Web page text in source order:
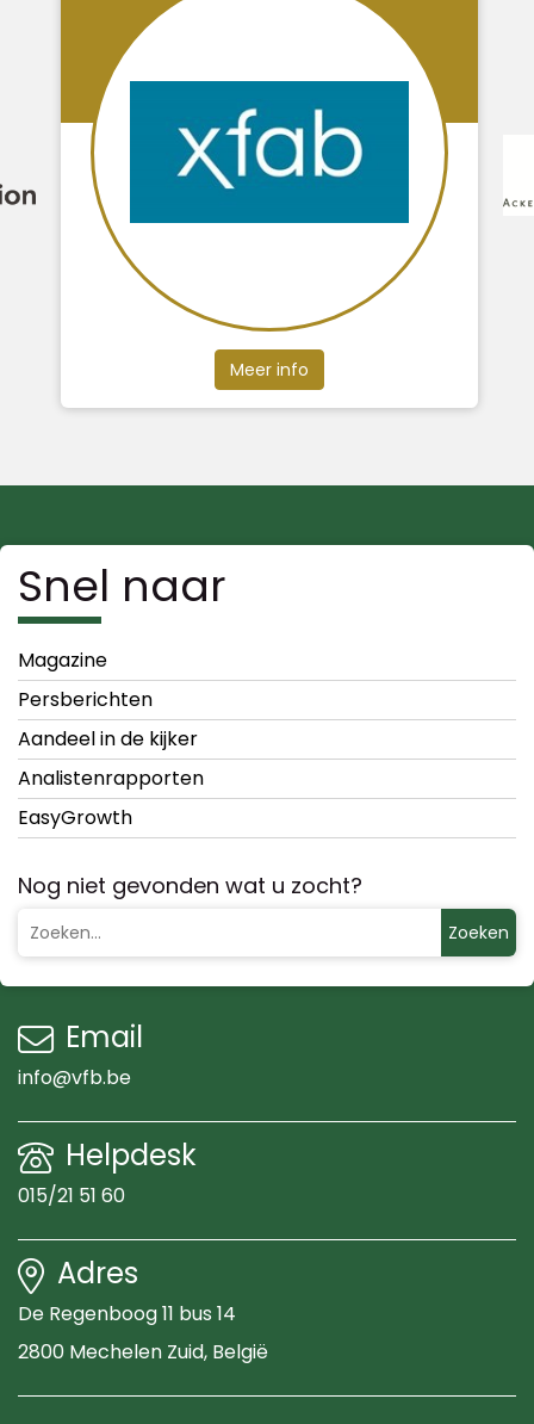
Meer info
Snel naar
Magazine
Persberichten
Aandeel in de kijker
Analistenrapporten
EasyGrowth
Nog niet gevonden wat u zocht?
Zoeken
Email
info@vfb.be
Helpdesk
015/21 51 60
Adres
De Regenboog 11 bus 14
2800 Mechelen Zuid, België